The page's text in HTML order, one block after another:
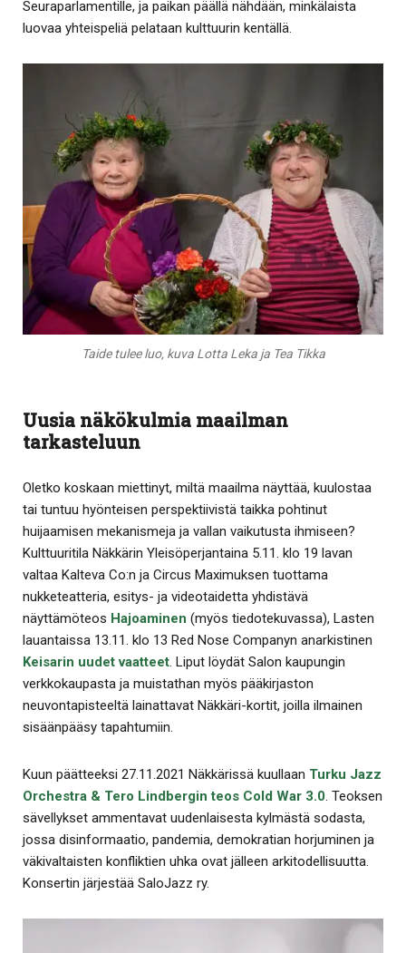
Seuraparlamentille, ja paikan päällä nähdään, minkälaista
luovaa yhteispeliä pelataan kulttuurin kentällä.
Taide tulee luo, kuva Lotta Leka ja Tea Tikka
Uusia näkökulmia maailman
tarkasteluun
Oletko koskaan miettinyt, miltä maailma näyttää, kuulostaa
tai tuntuu hyönteisen perspektiivistä taikka pohtinut
huijaamisen mekanismeja ja vallan vaikutusta ihmiseen?
Kulttuuritila Näkkärin Yleisöperjantaina 5.11. klo 19 lavan
valtaa Kalteva Co:n ja Circus Maximuksen tuottama
nukketeatteria, esitys- ja videotaidetta yhdistävä
näyttämöteos Hajoaminen (myös tiedotekuvassa), Lasten
lauantaissa 13.11. klo 13 Red Nose Companyn anarkistinen
Keisarin uudet vaatteet. Liput löydät Salon kaupungin
verkkokaupasta ja muistathan myös pääkirjaston
neuvontapisteeltä lainattavat Näkkäri-kortit, joilla ilmainen
sisäänpääsy tapahtumiin.
Kuun päätteeksi 27.11.2021 Näkkärissä kuullaan Turku Jazz
Orchestra & Tero Lindbergin teos Cold War 3.0. Teoksen
sävellykset ammentavat uudenlaisesta kylmästä sodasta,
jossa disinformaatio, pandemia, demokratian horjuminen ja
väkivaltaisten konfliktien uhka ovat jälleen arkitodellisuutta.
Konsertin järjestää SaloJazz ry.